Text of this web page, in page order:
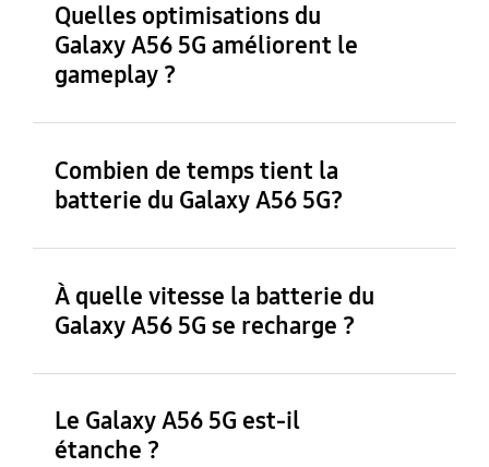
Quelles optimisations du
Galaxy A56 5G améliorent le
gameplay ?
Combien de temps tient la
batterie du Galaxy A56 5G?
À quelle vitesse la batterie du
Galaxy A56 5G se recharge ?
Le Galaxy A56 5G est-il
étanche ?